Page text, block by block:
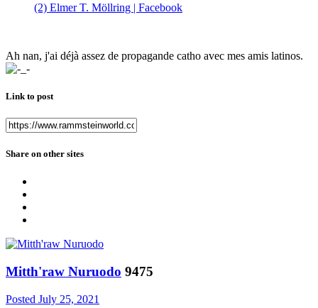
(2) Elmer T. Möllring | Facebook
Ah nan, j'ai déjà assez de propagande catho avec mes amis latinos.
Link to post
Share on other sites
Mitth'raw Nuruodo 9475
Posted July 25, 2021